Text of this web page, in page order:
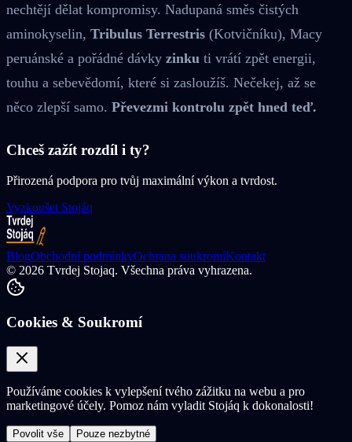
nechtějí dělat kompromisy. Nadupaná směs čistých
aminokyselin, Tribulus Terrestris (Kotvičníku), Macy
peruánské a pořádné dávky zinku ti vrátí zpět energii,
touhu a sebevědomí, které si zasloužíš. Nečekej, až se
něco zlepší samo. Převezmi kontrolu zpět hned teď.
Chceš zažít rozdíl i ty?
Přirozená podpora pro tvůj maximální výkon a tvrdost.
Vyzkoušet Stojáq
BlogObchodní podmínkyOchrana soukromíKontakt
© 2026 Tvrdej Stojaq. Všechna práva vyhrazena.
Cookies & Soukromí
Používáme cookies k vylepšení tvého zážitku na webu a pro
marketingové účely. Pomoz nám vyladit Stojáq k dokonalosti!
Povolit vše Pouze nezbytné